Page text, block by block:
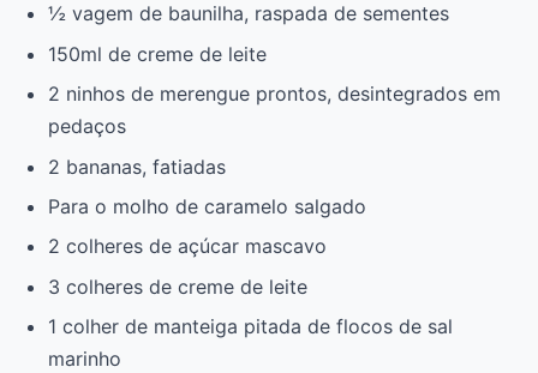
½ vagem de baunilha, raspada de sementes
150ml de creme de leite
2 ninhos de merengue prontos, desintegrados em
pedaços
2 bananas, fatiadas
Para o molho de caramelo salgado
2 colheres de açúcar mascavo
3 colheres de creme de leite
1 colher de manteiga pitada de flocos de sal
marinho